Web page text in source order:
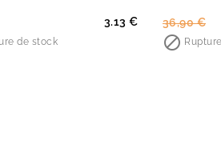
3.13 €
de stock
Prix
de
36,90 €Prix
